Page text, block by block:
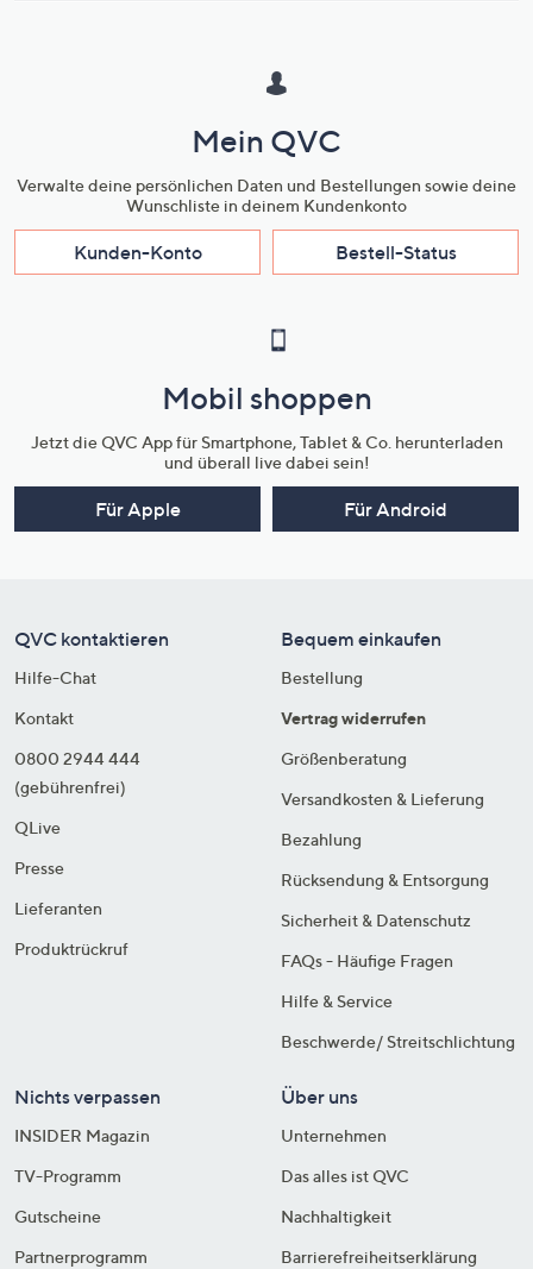
Mein QVC
Verwalte deine persönlichen Daten und Bestellungen sowie deine
Wunschliste in deinem Kundenkonto
Kunden-Konto Bestell-Status
Mobil shoppen
Jetzt die QVC App für Smartphone, Tablet & Co. herunterladen
und überall live dabei sein!
Für Apple Für Android
QVC kontaktieren
Hilfe-Chat
Kontakt
0800 2944 444
(gebührenfrei)
QLive
Presse
Lieferanten
Produktrückruf
Bequem einkaufen
Bestellung
Vertrag widerrufen
Größenberatung
Versandkosten & Lieferung
Bezahlung
Rücksendung & Entsorgung
Sicherheit & Datenschutz
FAQs - Häufige Fragen
Hilfe & Service
Beschwerde/ Streitschlichtung
Nichts verpassen
INSIDER Magazin
TV-Programm
Gutscheine
Partnerprogramm
Über uns
Unternehmen
Das alles ist QVC
Nachhaltigkeit
Barrierefreiheitserklärung